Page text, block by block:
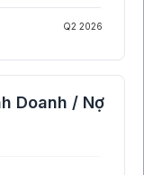
Q2 2026
Doanh / Nợ